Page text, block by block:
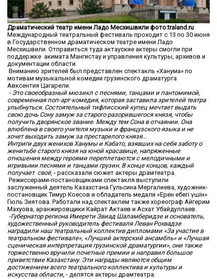
Драматический театр имени Ладо Месхишвили фото:traland.ru
Международный театральный фестиваль проходит с 13 по 30 июня
в Государственном драматическом театре имени Ладо
Месхишвили. Отправиться туда актауские актеры смогли при
поддержке акимата Мангистау и управления культуры, архивов и
документации области.
Вниманию зрителей был представлен спектакль «Ханума» по
мотивам музыкальной комедии грузинского драматурга
Авксентия Цагарели.
- Это своеобразный мюзикл с песнями, танцами и пантомимой,
современная поп-арт-комедия, которая заставила зрителей театра
улыбнуться. Состоятельный тифлисский купец мечтает выдать
свою дочь Сону замуж за старого разорившегося князя, чтобы
получить дворянское звание. Между тем Сона в отчаянии. Она
влюблена в своего учителя музыки и французского языка и не
хочет выходить замуж за престарелого князя...
Интриги двух женихов Ханумы и Кабато, взявших на себя заботу о
женитьбе старого князя на юной красавице, напряженные
отношения между героями переплетаются с мелодичными и
игривыми песнями и танцами грузин. В конце концов, каждый
получает своё, - рассказали сюжет актеры драмтеатра.
Режиссерами-постановщиками спектакля выступили
заслуженный деятель Казахстана Гульсина Мергалиева, художник-
постановщик Тимур Коесов и обладатель медали «Ерен еңбегі үшін»
Гюль Зиятова. Работали над спектаклем также хореограф Айгерим
Махуова, аранжировщики Кайрат Актаев и Асхат Убайдуллаев.
-Губернатор региона Имерети Звиад Шаламберидзе и основатель,
художественный руководитель фестиваля Леван Рохвадзе
наградили наш театральный коллектив дипломами «За участие в
театральном фестивале», «Лучший актерский ансамбль» и «Лучшая
сценическая интерпретация грузинской драматургии», они также
торжественно вручили почетные премии и направил большое
приветствие Казахстану. Эти награды являются общим
достижением всего театрального коллектива и культуры и
искусства области, - делятся актеры драмтеатра.